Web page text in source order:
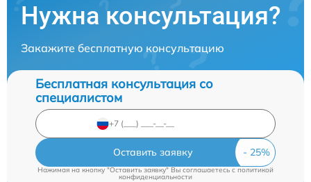
Нужна консультация?
Закажите бесплатную консультацию
Бесплатная консультация со
специалистом
Оставить заявку
Нажимая на кнопку "Оставить заявку" Вы соглашаетесь cполитикой
конфиденциальности